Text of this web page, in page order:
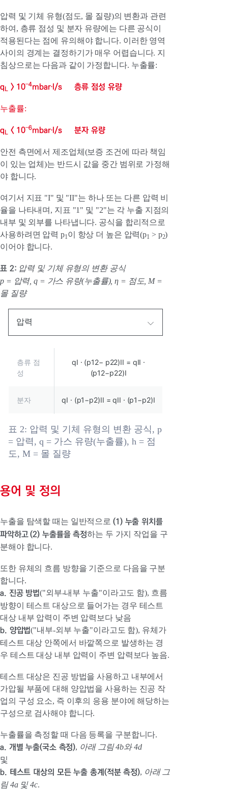
압력 및 기체 유형(점도, 몰 질량)의 변환과 관련
하여, 층류 점성 및 분자 유량에는 다른 공식이
적용된다는 점에 유의해야 합니다. 이러한 영역
사이의 경계는 결정하기가 매우 어렵습니다. 지
침상으로는 다음과 같이 가정합니다. 누출률:
qL > 10–4mbar·l/s 층류 점성 유량
누출률:
qL < 10–6mbar·l/s 분자 유량
안전 측면에서 제조업체(보증 조건에 따라 책임
이 있는 업체)는 반드시 값을 중간 범위로 가정해
야 합니다.
여기서 지표 "I" 및 "II"는 하나 또는 다른 압력 비
율을 나타내며, 지표 "1" 및 "2"는 각 누출 지점의
내부 및 외부를 나타냅니다. 공식을 합리적으로
사용하려면 압력 p1 이 항상 더 높은 압력(p1 > p2)
이어야 합니다.
표 2: 압력 및 기체 유형의 변환 공식
p = 압력, q = 가스 유량(누출률), η = 점도, M =
몰 질량
압력
층류 점
성
qI · (p12− p22)II = qII ·
(p12−p22)I
분자 qI · (p1−p2)II = qII · (p1−p2)I
표 2: 압력 및 기체 유형의 변환 공식, p
= 압력, q = 가스 유량(누출률), h = 점
도, M = 몰 질량
용어 및 정의
누출을 탐색할 때는 일반적으로(1) 누출 위치를
파악하고(2) 누출률을 측정하는 두 가지 작업을 구
분해야 합니다.
또한 유체의 흐름 방향을 기준으로 다음을 구분
합니다.
a. 진공 방법("외부-내부 누출"이라고도 함), 흐름
방향이 테스트 대상으로 들어가는 경우 테스트
대상 내부 압력이 주변 압력보다 낮음
b. 양압법("내부-외부 누출"이라고도 함), 유체가
테스트 대상 안쪽에서 바깥쪽으로 발생하는 경
우 테스트 대상 내부 압력이 주변 압력보다 높음.
테스트 대상은 진공 방법을 사용하고 내부에서
가압될 부품에 대해 양압법을 사용하는 진공 작
업의 구성 요소, 즉 이후의 응용 분야에 해당하는
구성으로 검사해야 합니다.
누출률을 측정할 때 다음 등록을 구분합니다.
a. 개별 누출(국소 측정), 아래 그림 4b와 4d
및
b. 테스트 대상의 모든 누출 총계(적분 측정), 아래 그
림 4a 및 4c.